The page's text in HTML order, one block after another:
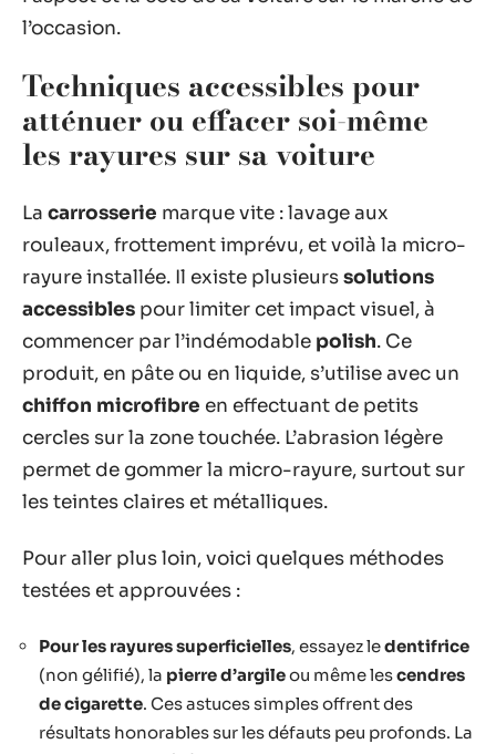
l’occasion.
Techniques accessibles pour
atténuer ou effacer soi-même
les rayures sur sa voiture
La carrosserie marque vite : lavage aux
rouleaux, frottement imprévu, et voilà la micro-
rayure installée. Il existe plusieurssolutions
accessibles pour limiter cet impact visuel, à
commencer par l’indémodable polish. Ce
produit, en pâte ou en liquide, s’utilise avec un
chiffon microfibre en effectuant de petits
cercles sur la zone touchée. L’abrasion légère
permet de gommer la micro-rayure, surtout sur
les teintes claires et métalliques.
Pour aller plus loin, voici quelques méthodes
testées et approuvées :
Pour les rayures superficielles, essayez ledentifrice
(non gélifié), la pierre d’argileou même lescendres
de cigarette. Ces astuces simples offrent des
résultats honorables sur les défauts peu profonds. La